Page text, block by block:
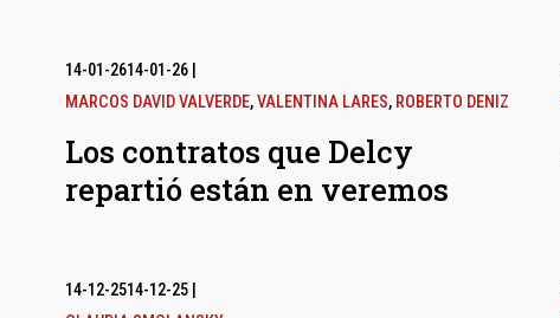
14-01-2614-01-26|
MARCOS DAVID VALVERDE,VALENTINA LARES, ROBERTO DENIZ
Los contratos que Delcy
repartió están en veremos
14-12-2514-12-25|